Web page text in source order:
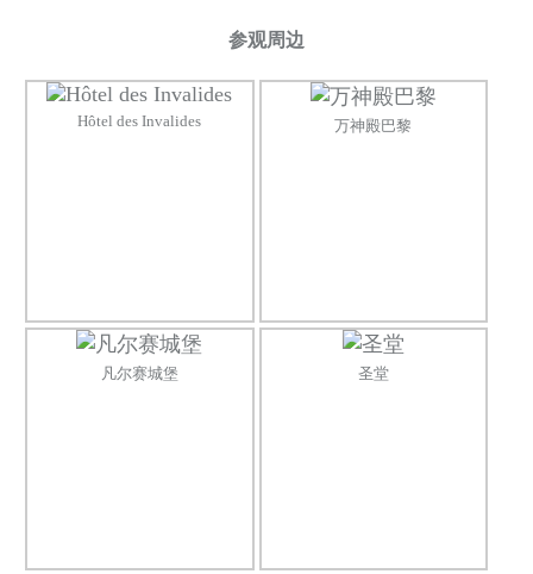
参观周边
Hôtel des Invalides 万神殿巴黎
凡尔赛城堡 圣堂